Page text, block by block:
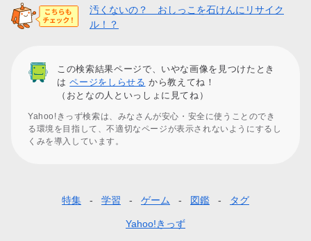
汚くないの？ おしっこを石けんにリサイク
ル！？
この検索結果ページで、いやな画像を見つけたとき
はページをしらせる から教えてね！
（おとなの人といっしょに見てね）
Yahoo!きっず検索は、みなさんが安心・安全に使うことのでき
る環境を目指して、不適切なページが表示されないようにするし
くみを導入しています。
特集 学習 ゲーム 図鑑 タグ
Yahoo!きっず